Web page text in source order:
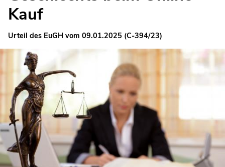
Kauf
Urteil des EuGH vom 09.01.2025 (C-394/23)